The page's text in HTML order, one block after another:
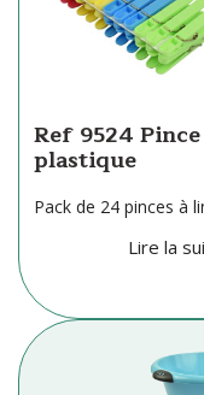
Ref 9524 Pince
plastique
Pack de 24 pinces à
Lire la